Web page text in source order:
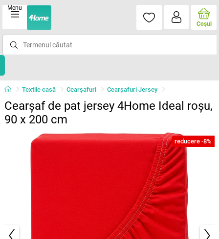
Menu
Coşul
Textile casă Cearșafuri Cearșafuri Jersey
Cearșaf de pat jersey 4Home Ideal roșu,
90 x 200 cm
reducere -8%